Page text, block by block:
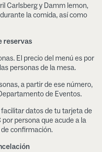
Carlsberg y Damm lemon,
la comida, así como
reservas
El precio del menú es por
personas de la mesa.
a partir de ese número,
de Eventos.
datos de tu tarjeta de
persona que acude a la
confirmación.